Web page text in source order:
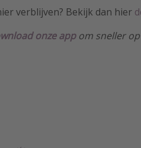
verblijven? Bekijk dan hier
onze appom sneller op